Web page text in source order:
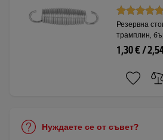
Резервна
трамплин,
1,30 € /
Нуждаете се от съвет?